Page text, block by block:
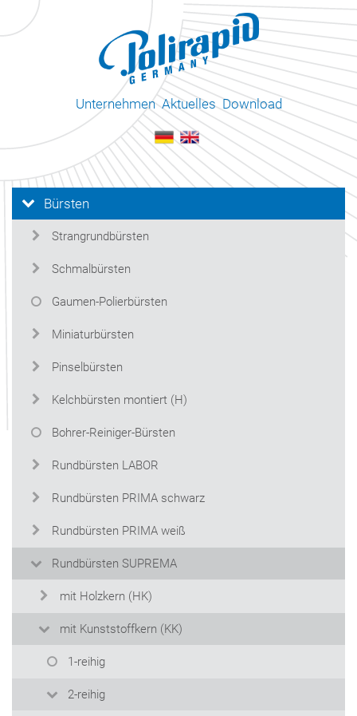
Unternehmen Aktuelles Download
Bürsten
Strangrundbürsten
Schmalbürsten
Gaumen-Polierbürsten
Miniaturbürsten
Pinselbürsten
Kelchbürsten montiert (H)
Bohrer-Reiniger-Bürsten
Rundbürsten LABOR
Rundbürsten PRIMA schwarz
Rundbürsten PRIMA weiß
Rundbürsten SUPREMA
mit Holzkern (HK)
mit Kunststoffkern (KK)
1-reihig
2-reihig